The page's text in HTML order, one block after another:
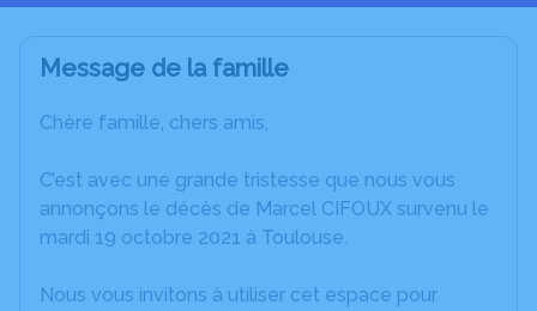
Message de la famille
Chère famille, chers amis,
C’est avec une grande tristesse que nous vous
annonçons le décès de Marcel CIFOUX survenu le
mardi 19 octobre 2021 à Toulouse.
Nous vous invitons à utiliser cet espace pour